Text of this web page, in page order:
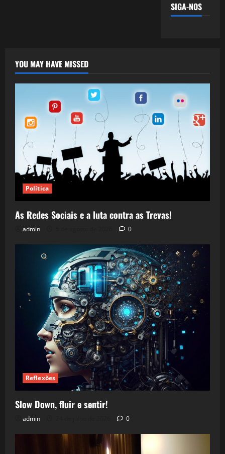
SIGA-NOS
YOU MAY HAVE MISSED
Política
As Redes Sociais e a luta contra as Trevas!
admin 0
Reflexões
Slow Down, fluir e sentir!
admin 0